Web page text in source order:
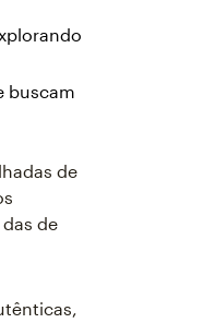
buscam
de
de